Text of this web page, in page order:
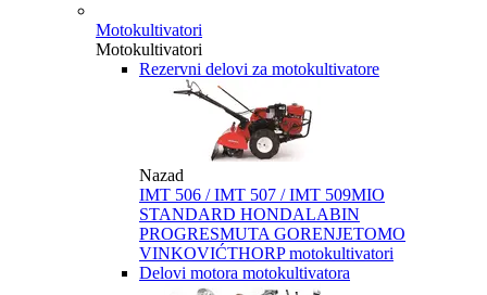
Motokultivatori
Motokultivatori
Rezervni delovi za motokultivatore
Nazad
IMT 506 / IMT 507 / IMT 509MIO
STANDARD HONDALABIN
PROGRESMUTA GORENJETOMO
VINKOVIĆTHORP motokultivatori
Delovi motora motokultivatora